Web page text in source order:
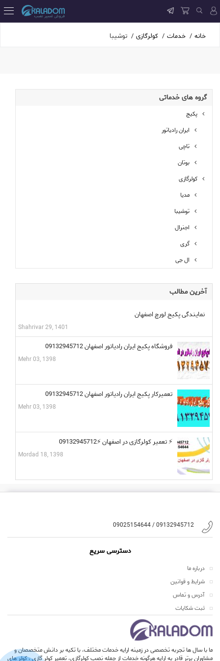
خانه خدمات کولرگازی توشیبا
گروههای خدماتی
پکیج
ایران رادیاتور
تاچی
بوتان
کولرگازی
مدیا
توشیبا
اجنرال
گری
ال جی
آخرینمطالب
نمایندگی پکیج لورچ اصفهان
Shahrivar 29, 1401
فروشگاه پکیج ایران رادیاتور اصفهان 09132945712
Mehr 03, 1398
تعمیرکار پکیج ایران رادیاتور اصفهان 09132945712
Mehr 03, 1398
تعمیر کولرگازی در اصفهان ⚡09132945712 ⚡
Mordad 18, 1398
09132945712 / 09025154644
دسترسی سریع
درباره ما
شرایط و قوانین
آدرس و تماس
ثبت شکایات
ما با سال ها تجربه تخصصی در زمینه ارایه خدمات مختلف، با تکیه بر دانش متخصصان و
مشاوران برتر قادر به ارایه هرگونه خدمات از جمله نصب کولرگازی، تعمیر کولر گازی ، کولر های